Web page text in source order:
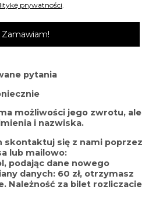
prywatności.
Zamawiam!
pytania
możliwości jego zwrotu, ale
i nazwiska.
skontaktuj się z nami poprzez
lub mailowo:
podając dane nowego
danych: 60 zł, otrzymasz
Należność za bilet rozliczacie